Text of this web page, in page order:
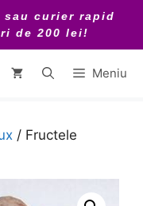
curier rapid
de 200 lei!
Meniu
/ Fructele